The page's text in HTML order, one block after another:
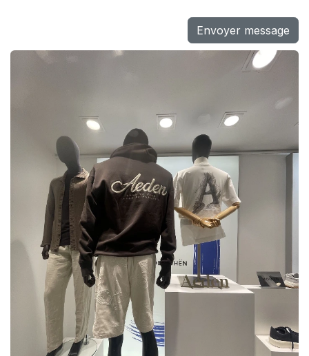
Envoyer message